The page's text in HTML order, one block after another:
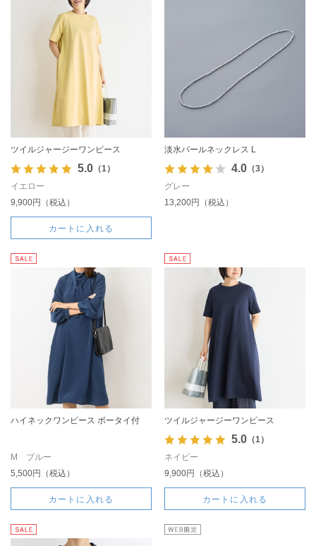
ツイルジャージーワンピース
5.0（1）
イエロー
9,900円（税込）
カートに入れる
淡水パールネックレス L
4.0（3）
グレー
13,200円（税込）
ハイネックワンピース ボータイ付
M ブルー
5,500円（税込）
カートに入れる
ツイルジャージーワンピース
5.0（1）
ネイビー
9,900円（税込）
カートに入れる